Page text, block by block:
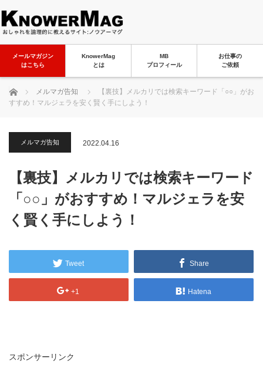
メールマガジン
はこちら
KnowerMag
とは
MB
プロフィール
お仕事の
ご依頼
ホーム メルマガ告知
【裏技】メルカリでは検索キーワード「○○」がお
すすめ！マルジェラを安く賢く手にしよう！
メルマガ告知 2022.04.16
【裏技】メルカリでは検索キーワード
「○○」がおすすめ！マルジェラを安
く賢く手にしよう！
Tweet Share
+1 Hatena
スポンサーリンク